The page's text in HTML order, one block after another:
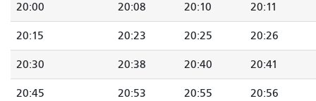
20:00 20:08 20:10 20:11
20:15 20:23 20:25 20:26
20:30 20:38 20:40 20:41
20:45 20:53 20:55 20:56